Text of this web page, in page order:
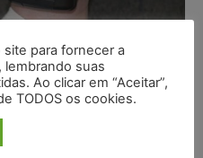
para fornecer a
lembrando suas
Ao clicar em “Aceitar”,
TODOS os cookies.